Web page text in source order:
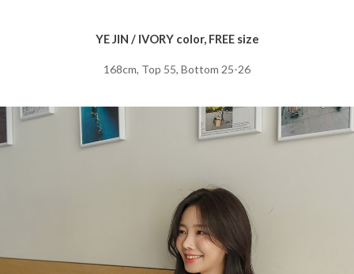
YE JIN / IVORY color, FREE size
168cm, Top 55, Bottom 25-26